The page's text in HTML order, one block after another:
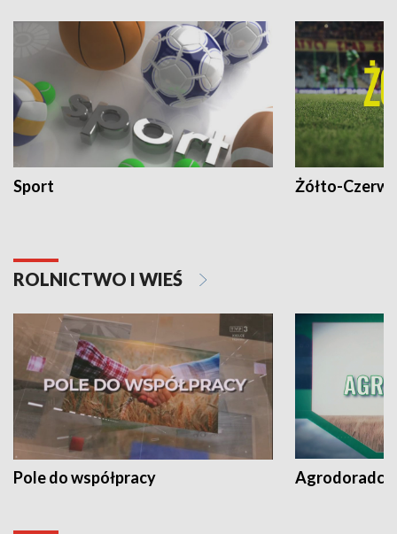
Sport Żółto-
ROLNICTWO I WIEŚ
Pole do współpracy Agrodoradcy